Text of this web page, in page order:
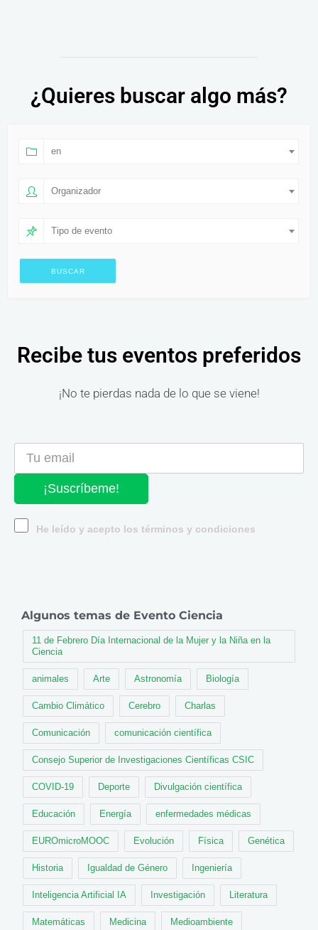
¿Quieres buscar algo más?
en
Organizador
Tipo de evento
Recibe tus eventos preferidos
¡No te pierdas nada de lo que se viene!
¡Suscríbeme!
He leído y acepto los términos y condiciones
Algunos temas de Evento Ciencia
11 de Febrero Día Internacional de la Mujer y la Niña en la
Ciencia
animales Arte Astronomía Biología
Cambio Climático Cerebro Charlas
Comunicación comunicación científica
Consejo Superior de Investigaciones Científicas CSIC
COVID-19 Deporte Divulgación científica
Educación Energía enfermedades médicas
EUROmicroMOOC Evolución Física Genética
Historia Igualdad de Género Ingeniería
Inteligencia Artificial IA Investigación Literatura
Matemáticas Medicina Medioambiente